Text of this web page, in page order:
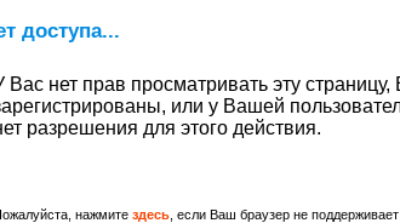
доступа...
Вас нет прав просматривать эту
или у Вашей
разрешения для этого действия.
нажмите здесь , если Ваш браузер не